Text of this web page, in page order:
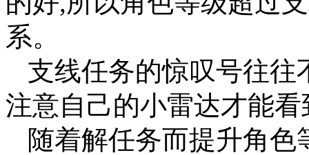
系。
支线任务的惊叹号往往
注意自己的小雷达才能看
随着解任务而提升角